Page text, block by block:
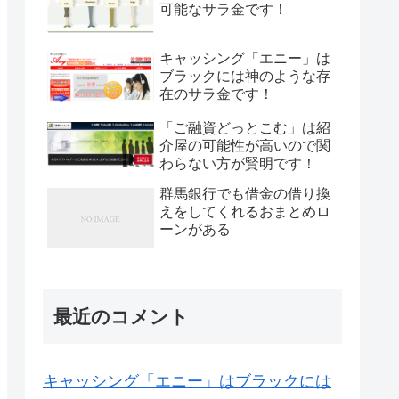
可能なサラ金です！
キャッシング「エニー」は
ブラックには神のような存
在のサラ金です！
「ご融資どっとこむ」は紹
介屋の可能性が高いので関
わらない方が賢明です！
群馬銀行でも借金の借り換
えをしてくれるおまとめロ
ーンがある
最近のコメント
キャッシング「エニー」はブラックには